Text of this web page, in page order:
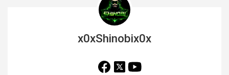
x0xShinobix0x